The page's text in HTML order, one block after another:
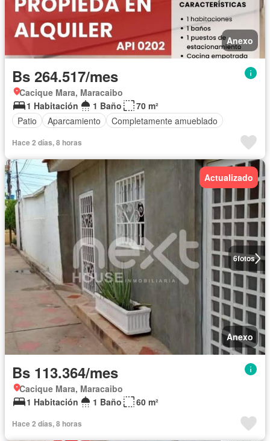
Anexo
Bs 264.517/mes
Cacique Mara, Maracaibo
1 Habitación
1 Baño
70 m²
Patio
Aparcamiento Completamente amueblado
Hace 2 días, 8 horas
6fotos
Actualizado
Anexo
Bs 113.364/mes
Cacique Mara, Maracaibo
1 Habitación
1 Baño 60 m²
Hace 2 días, 8 horas